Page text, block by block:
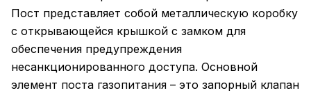
Пост представляет собой металлическую коробку
с открывающейся крышкой с замком для
обеспечения предупреждения
несанкционированного доступа. Основной
элемент поста газопитания – это запорный клапан